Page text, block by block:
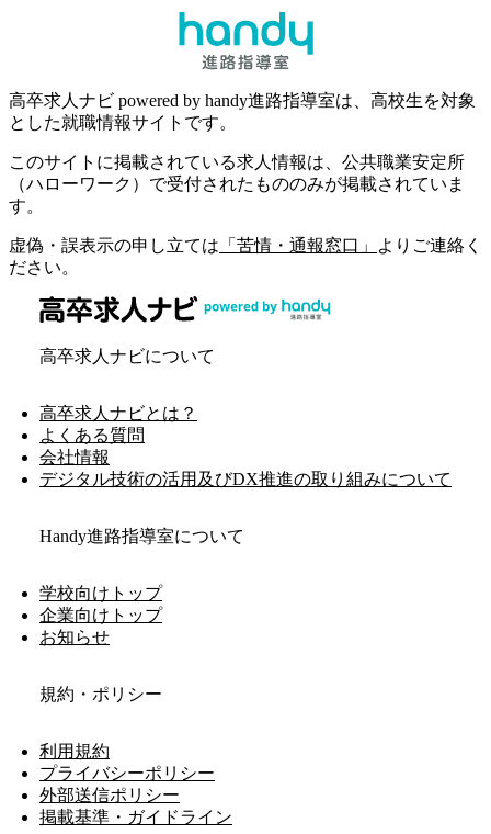
高卒求人ナビ powered by handy進路指導室は、高校生を対象
とした就職情報サイトです。
このサイトに掲載されている求人情報は、公共職業安定所
（ハローワーク）で受付されたもののみが掲載されていま
す。
虚偽・誤表示の申し立ては 「苦情・通報窓口」
よりご連絡く
ださい。
高卒求人ナビについて
高卒求人ナビとは？
よくある質問
会社情報
デジタル技術の活用及びDX推進の取り組みについて
Handy進路指導室について
学校向けトップ
企業向けトップ
お知らせ
規約・ポリシー
利用規約
プライバシーポリシー
外部送信ポリシー
掲載基準・ガイドライン